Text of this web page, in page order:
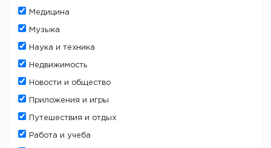
Медицина
Музыка
Наука и техника
Недвижимость
Новости и общество
Приложения и игры
Путешествия и отдых
Работа и учеба